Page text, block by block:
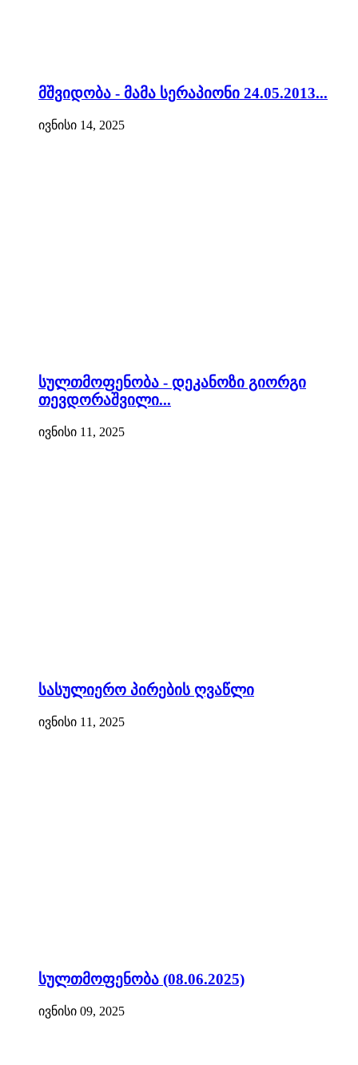
მშვიდობა - მამა სერაპიონი 24.05.2013...
ივნისი 14, 2025
სულთმოფენობა - დეკანოზი გიორგი
თევდორაშვილი...
ივნისი 11, 2025
სასულიერო პირების ღვაწლი
ივნისი 11, 2025
სულთმოფენობა (08.06.2025)
ივნისი 09, 2025